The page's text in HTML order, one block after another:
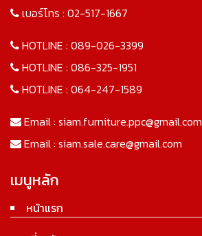
เบอร์โทร : 02-517-1667
HOTLINE : 089-026-3399
HOTLINE : 086-325-1951
HOTLINE : 064-247-1589
Email : siam.furniture.ppc@gmail.com
Email : siam.sale.care@gmail.com
เมนูหลัก
หน้าแรก